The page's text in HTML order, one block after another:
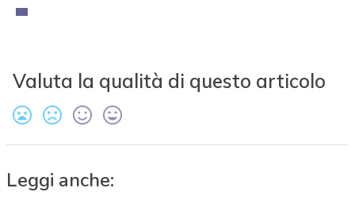
Valuta la qualità di questo articolo
Leggi anche: